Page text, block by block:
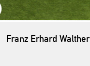
Franz Erhard Walther